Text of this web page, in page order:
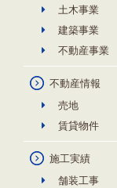
土木事業
建築事業
不動産事業
不動産情報
売地
賃貸物件
施工実績
舗装工事